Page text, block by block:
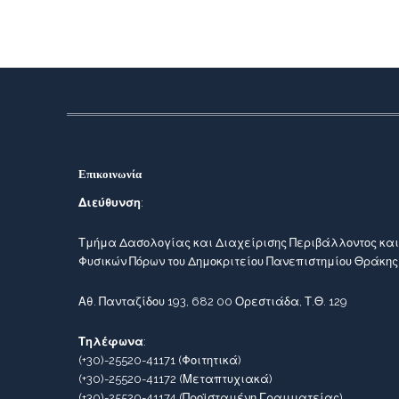
Επικοινωνία
Διεύθυνση:
Τμήμα Δασολογίας και Διαχείρισης Περιβάλλοντος και
Φυσικών Πόρων του Δημοκριτείου Πανεπιστημίου
Αθ. Πανταζίδου 193, 682 00 Ορεστιάδα, Τ.Θ. 129
Τηλέφωνα:
(+30)-25520-41171(Φοιτητικά)
(+30)-25520-41172 (Μεταπτυχιακά)